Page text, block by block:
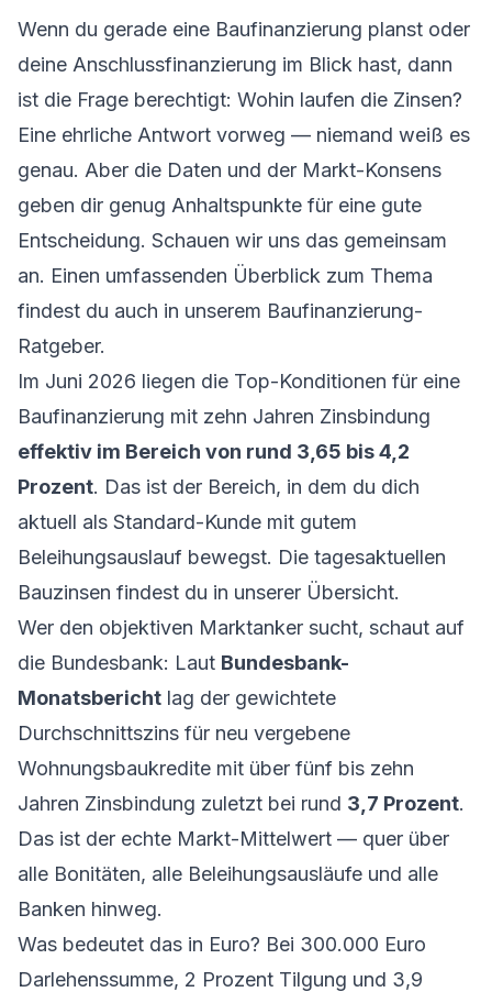
Wenn du gerade eine Baufinanzierung planst oder
deine Anschlussfinanzierung im Blick hast, dann
ist die Frage berechtigt: Wohin laufen die Zinsen?
Eine ehrliche Antwort vorweg — niemand weiß es
genau. Aber die Daten und der Markt-Konsens
geben dir genug Anhaltspunkte für eine gute
Entscheidung. Schauen wir uns das gemeinsam
an. Einen umfassenden Überblick zum Thema
findest du auch in unserem Baufinanzierung-
Ratgeber.
Im Juni 2026 liegen die Top-Konditionen für eine
Baufinanzierung mit zehn Jahren Zinsbindung
effektiv im Bereich von rund 3,65 bis 4,2
Prozent. Das ist der Bereich, in dem du dich
aktuell als Standard-Kunde mit gutem
Beleihungsauslauf bewegst. Die tagesaktuellen
Bauzinsen findest du in unserer Übersicht.
Wer den objektiven Marktanker sucht, schaut auf
die Bundesbank: Laut Bundesbank-
Monatsbericht lag der gewichtete
Durchschnittszins für neu vergebene
Wohnungsbaukredite mit über fünf bis zehn
Jahren Zinsbindung zuletzt bei rund 3,7 Prozent.
Das ist der echte Markt-Mittelwert — quer über
alle Bonitäten, alle Beleihungsausläufe und alle
Banken hinweg.
Was bedeutet das in Euro? Bei 300.000 Euro
Darlehenssumme, 2 Prozent Tilgung und 3,9